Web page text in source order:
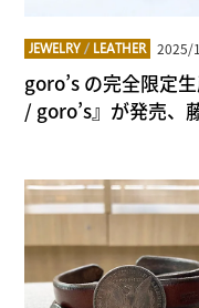
JEWELRY / LEATHER 2025/
goro’s の完全限定
/ goro’s』が発売、